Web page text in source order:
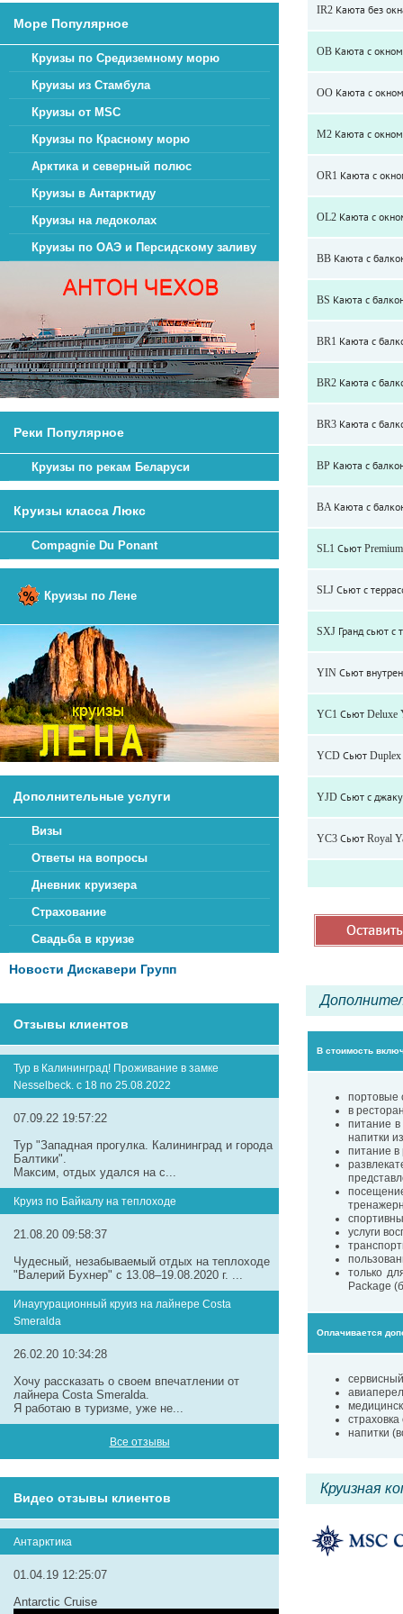
Море Популярное
Круизы по Средиземному морю
Круизы из Стамбула
Круизы от MSC
Круизы по Красному морю
Арктика и северный полюс
Круизы в Антарктиду
Круизы на ледоколах
Круизы по ОАЭ и Персидскому заливу
Реки Популярное
Круизы по рекам Беларуси
Круизы класса Люкс
Compagnie Du Ponant
Круизы по Лене
Дополнительные услуги
Визы
Ответы на вопросы
Дневник круизера
Страхование
Свадьба в круизе
Новости Дискавери Групп
Отзывы клиентов
Тур в Калининград! Проживание в замке
Nesselbeck. с 18 по 25.08.2022
07.09.22 19:57:22
Тур "Западная прогулка. Калининград и города
Балтики".
Максим, отдых удался на с...
Круиз по Байкалу на теплоходе
21.08.20 09:58:37
Чудесный, незабываемый отдых на теплоходе
"Валерий Бухнер" с 13.08–19.08.2020 г. ...
Инаугурационный круиз на лайнере Сosta
Smeralda
26.02.20 10:34:28
Хочу рассказать о своем впечатлении от
лайнера Costa Smeralda.
Я работаю в туризме, уже не...
Все отзывы
Видео отзывы клиентов
Антарктика
01.04.19 12:25:07
Antarctic Cruise
IR2 Каюта без
OB Каюта с
OO Каюта с
M2 Каюта с
OR1 Каюта с
OL2 Каюта с
BB Каюта с
BS Каюта с
BR1 Каюта с
BR2 Каюта с
BR3 Каюта с
BP Каюта с
BA Каюта с
SL1 Сьют
SLJ Сьют с
SXJ Гранд сьют с
YIN Сьют
YC1 Сьют Deluxe
YCD Сьют Duplex
YJD Сьют с
YC3 Сьют Royal
В стоимость
портовые
в
питание в
напитки
питание в
услуги
только
Package
Оплачивается
напитки
Круизная